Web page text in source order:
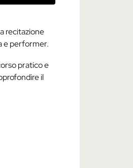
recitazione
e performer.
pratico e
il